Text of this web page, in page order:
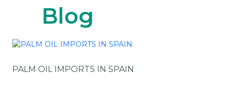
Blog
PALM OIL IMPORTS IN SPAIN